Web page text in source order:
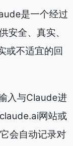
网站或
会自动记录对
AI系统。它会
NLP模型和回
助它成长。随
量会不断提